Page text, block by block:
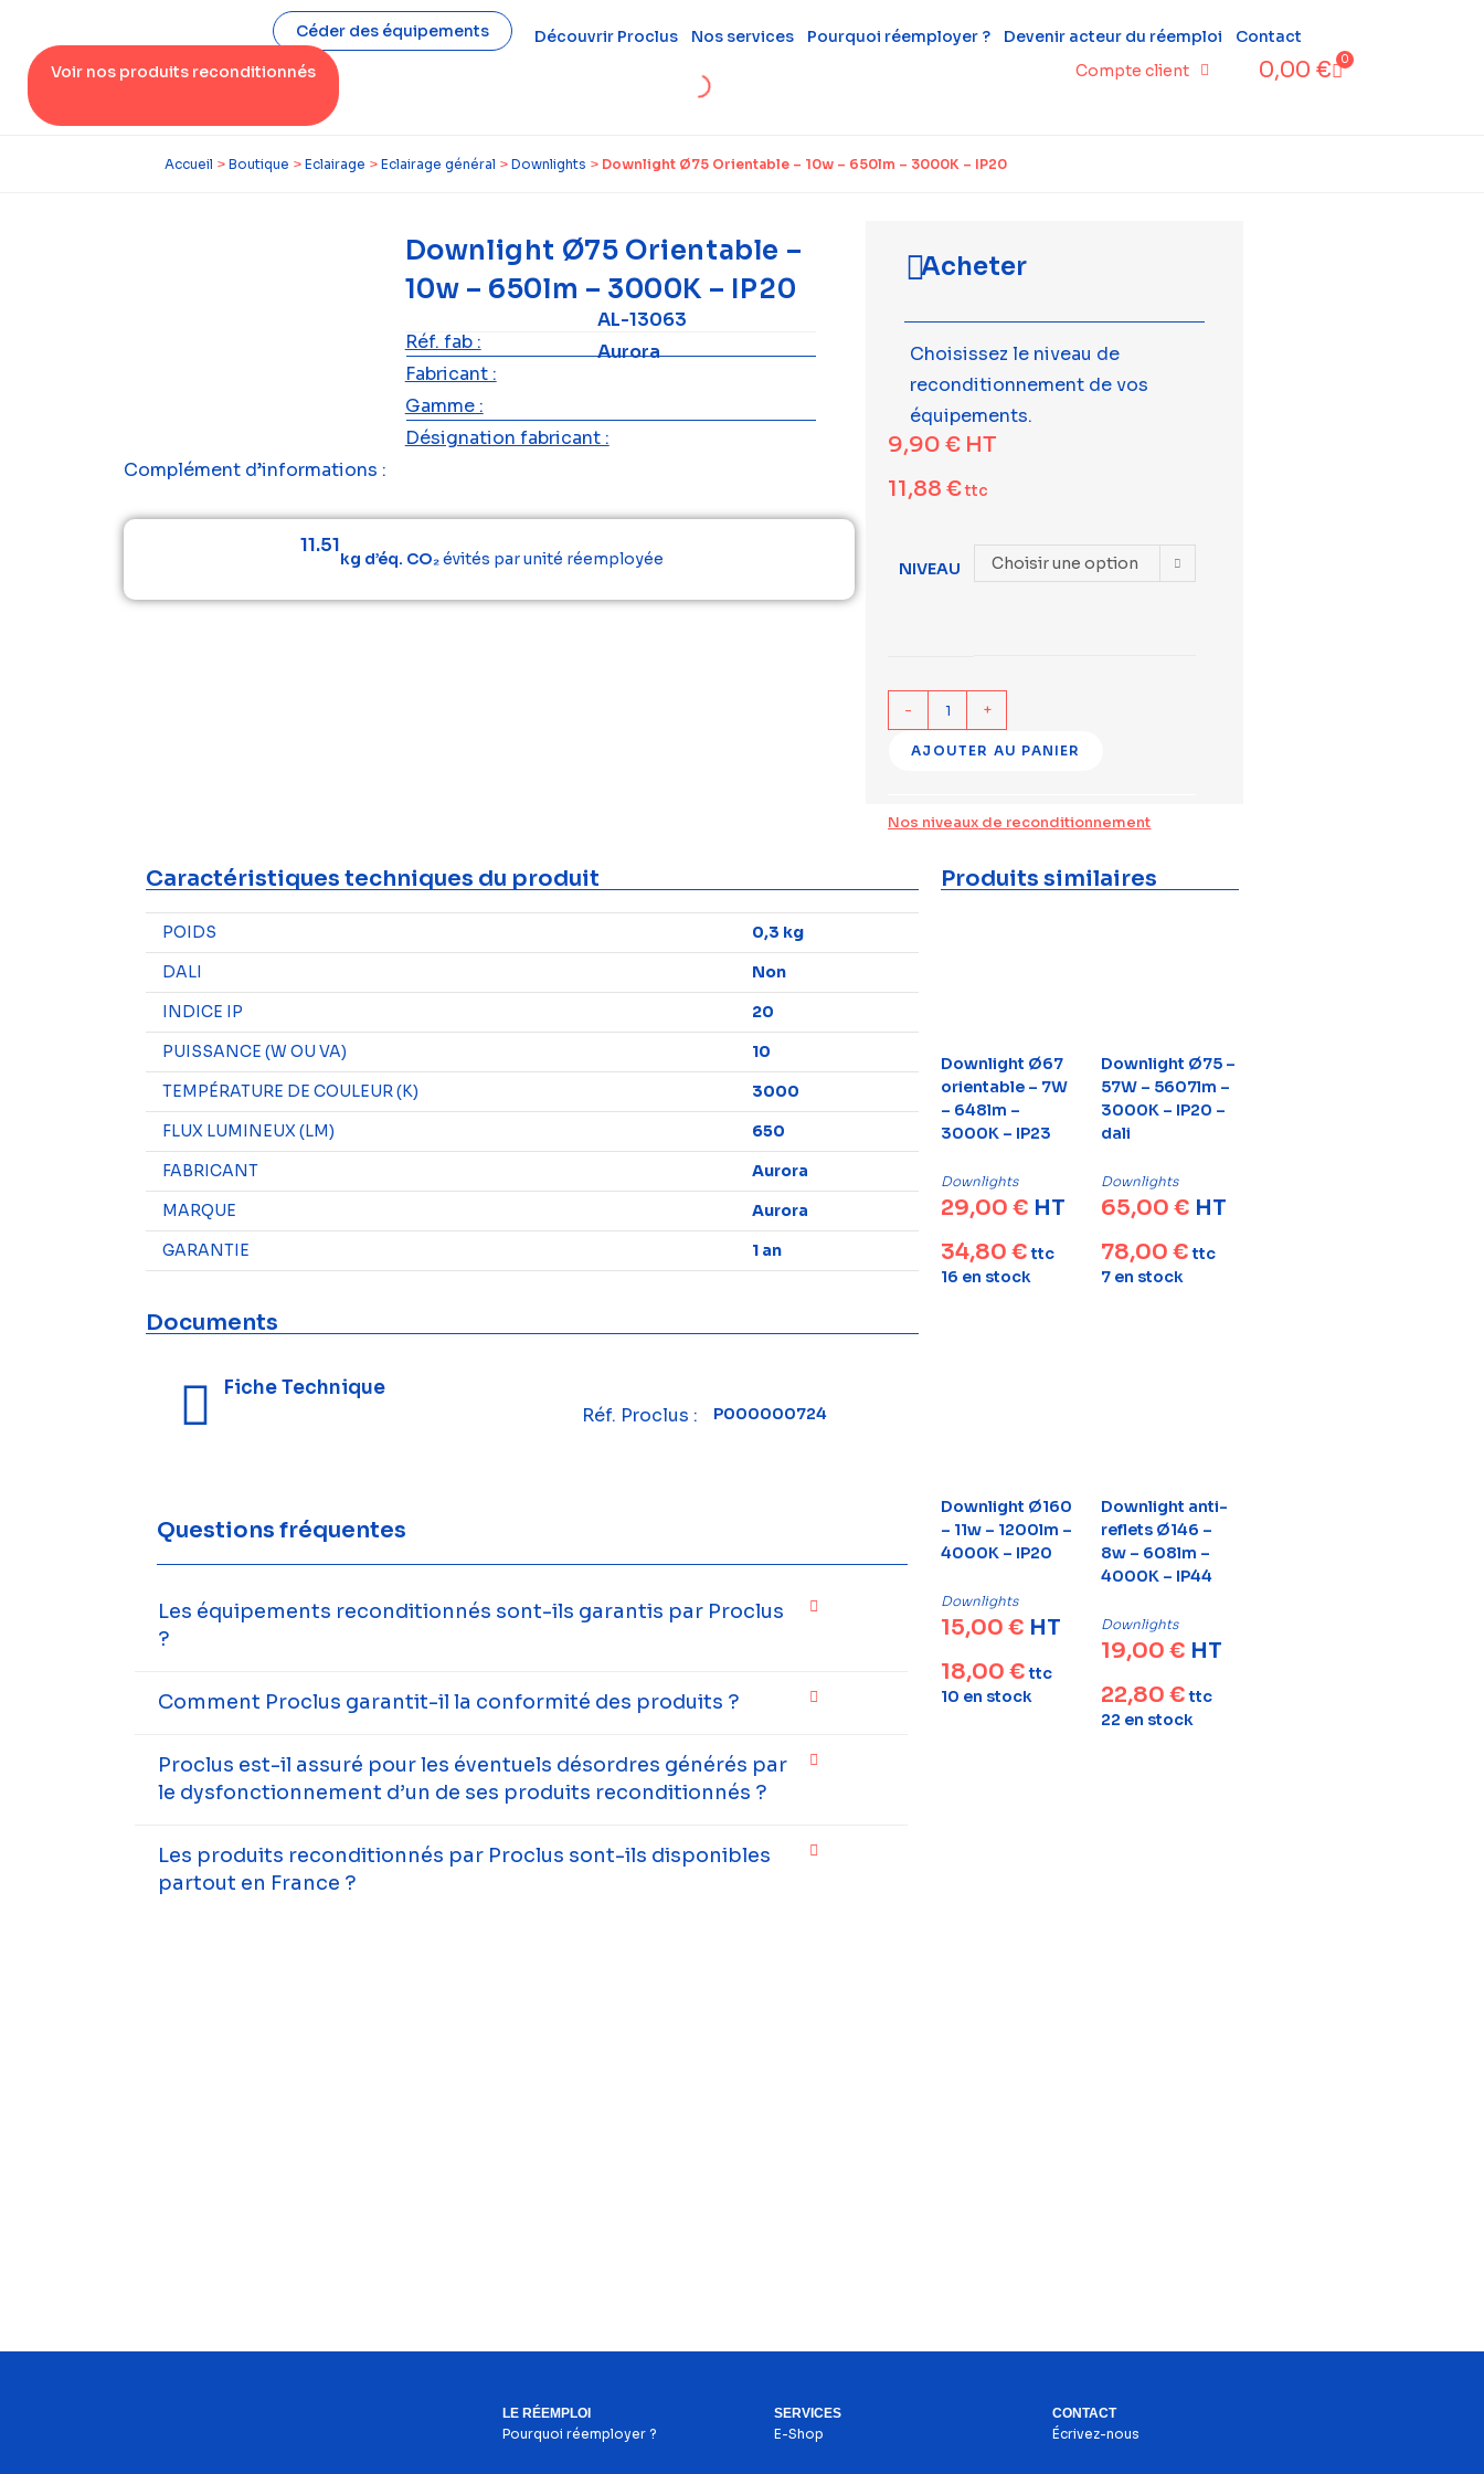
Céder des équipements Découvrir Proclus Nos services Pourquoi réemployer ? Devenir acteur du réemploi
Contact
Voir nos produits reconditionnés
Compte client 0,00 € 0
Accueil > Boutique > Eclairage > Eclairage général > Downlights > Downlight Ø75 Orientable – 10w – 650lm – 3000K – IP20
Downlight Ø75 Orientable –
10w – 650lm – 3000K – IP20
Réf. fab :
AL-13063
Fabricant :
Aurora
Gamme :
Désignation fabricant :
Complément d’informations :
11.51
kg d’éq. CO₂évités par unité réemployée
Acheter
Choisissez le niveau de
reconditionnement de vos
équipements.
9,90€ HT
11,88€ttc
NIVEAU Choisir une option
- +
AJOUTER AU PANIER
Nos niveaux de reconditionnement
Caractéristiques techniques du produit
POIDS
0,3 kg
DALI
Non
INDICE IP
20
PUISSANCE (W OU VA)
10
TEMPÉRATURE DE COULEUR (K)
3000
FLUX LUMINEUX (LM)
650
FABRICANT
Aurora
MARQUE
Aurora
GARANTIE
1 an
Documents
Fiche Technique
Réf. Proclus :
P000000724
Questions fréquentes
Les équipements reconditionnés sont-ils garantis par Proclus
?
Comment Proclus garantit-il la conformité des produits ?
Proclus est-il assuré pour les éventuels désordres générés par
le dysfonctionnement d’un de ses produits reconditionnés ?
Les produits reconditionnés par Proclus sont-ils disponibles
partout en France ?
Produits similaires
Downlight Ø67
orientable – 7W
– 648lm –
3000K – IP23
Downlights
29,00 € HT
34,80 €ttc
16 en stock
Downlight Ø75 –
57W – 5607lm –
3000K – IP20 –
dali
Downlights
65,00 € HT
78,00 €ttc
7 en stock
Downlight Ø160
– 11w – 1200lm –
4000K – IP20
Downlights
15,00 € HT
18,00 €ttc
10 en stock
Downlight anti-
reflets Ø146 –
8w – 608lm –
4000K – IP44
Downlights
19,00 € HT
22,80 €ttc
22 en stock
LE RÉEMPLOI
Pourquoi réemployer ?
SERVICES
E-Shop
CONTACT
Écrivez-nous